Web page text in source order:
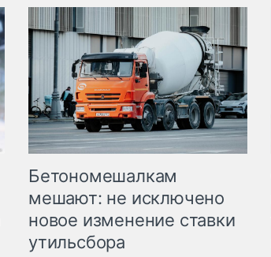
Бетономешалкам
мешают: не исключено
новое изменение ставки
утильсбора